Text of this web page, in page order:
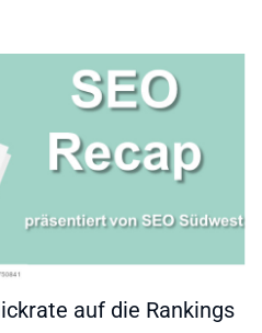
auf die Rankings